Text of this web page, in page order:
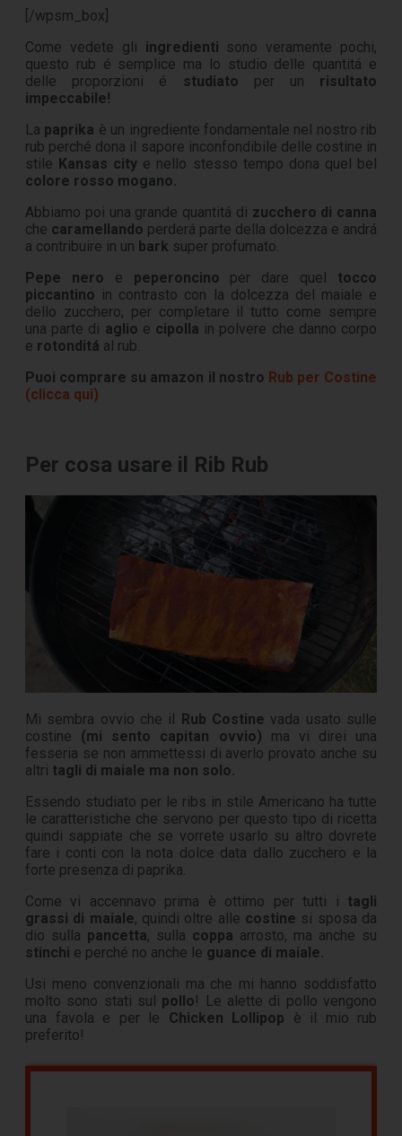
[/wpsm_box]
Come vedete gli ingredienti sono veramente pochi,
questo rub é semplice ma lo studio delle quantitá e
delle proporzioni é studiato per un risultato
impeccabile!
La paprika è un ingrediente fondamentale nel nostro rib
rub perché dona il sapore inconfondibile delle costine in
stile Kansas city e nello stesso tempo dona quel bel
colore rosso mogano.
Abbiamo poi una grande quantitá di zucchero di canna
che caramellando perderá parte della dolcezza e andrá
a contribuire in un bark super profumato.
Pepe nero e peperoncino per dare quel tocco
piccantino in contrasto con la dolcezza del maiale e
dello zucchero, per completare il tutto come sempre
una parte di aglio e cipolla in polvere che danno corpo
e rotonditá al rub.
Puoi comprare su amazon il nostro Rub per Costine
(clicca qui)
Per cosa usare il Rib Rub
Mi sembra ovvio che il Rub Costine vada usato sulle
costine (mi sento capitan ovvio) ma vi direi una
fesseria se non ammettessi di averlo provato anche su
altri tagli di maiale ma non solo.
Essendo studiato per le ribs in stile Americano ha tutte
le caratteristiche che servono per questo tipo di ricetta
quindi sappiate che se vorrete usarlo su altro dovrete
fare i conti con la nota dolce data dallo zucchero e la
forte presenza di paprika.
Come vi accennavo prima è ottimo per tutti i tagli
grassi di maiale, quindi oltre alle costine si sposa da
dio sulla pancetta, sulla coppa arrosto, ma anche su
stinchi e perché no anche le guance di maiale.
Usi meno convenzionali ma che mi hanno soddisfatto
molto sono stati sul pollo! Le alette di pollo vengono
una favola e per le Chicken Lollipop è il mio rub
preferito!